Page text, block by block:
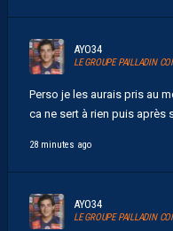
AYO34
LE GROUPE PAILLADIN
Perso je les aurais pris au
ca ne sert à rien puis après
28 minutes ago
AYO34
LE GROUPE PAILLADIN